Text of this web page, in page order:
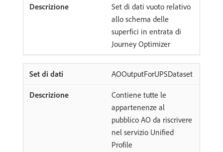
Set di dati vuoto relativo
allo schema delle
superfici in entrata di
Journey Optimizer
AOOutputForUPSDataset
Contiene tutte le
appartenenze al
pubblico AO da riscrivere
nel servizio Unified
Profile